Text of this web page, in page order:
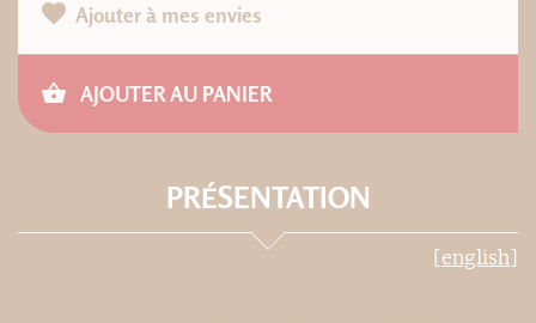
Ajouter à mes envies
AJOUTER AU PANIER
PRÉSENTATION
[english]